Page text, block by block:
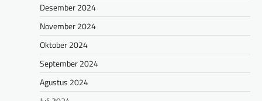
Desember 2024
November 2024
Oktober 2024
September 2024
Agustus 2024